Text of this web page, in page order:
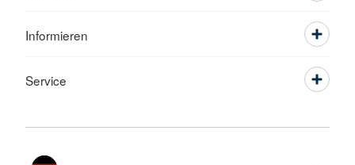
Informieren
Service
Sprache wechseln zu